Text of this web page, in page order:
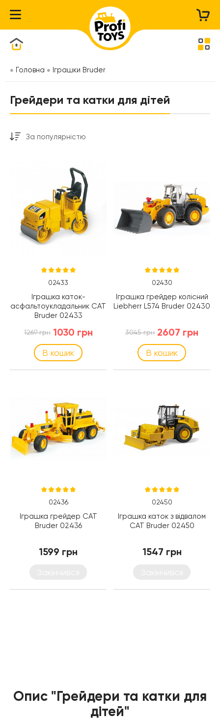
Опис "Грейдери та катки для
дітей"
Головна Іграшки Bruder
Грейдери та катки для дітей
02433
Іграшка каток-
асфальтоукладальник CAT
Bruder 02433
1269 грн 1030 грн
В кошик
02430
Іграшка грейдер колісний
Liebherr L574 Bruder 02430
3045 грн 2607 грн
В кошик
02436
Іграшка грейдер CAT
Bruder 02436
1599 грн
02450
Іграшка каток з відвалом
CAT Bruder 02450
1547 грн
Каталог товарів